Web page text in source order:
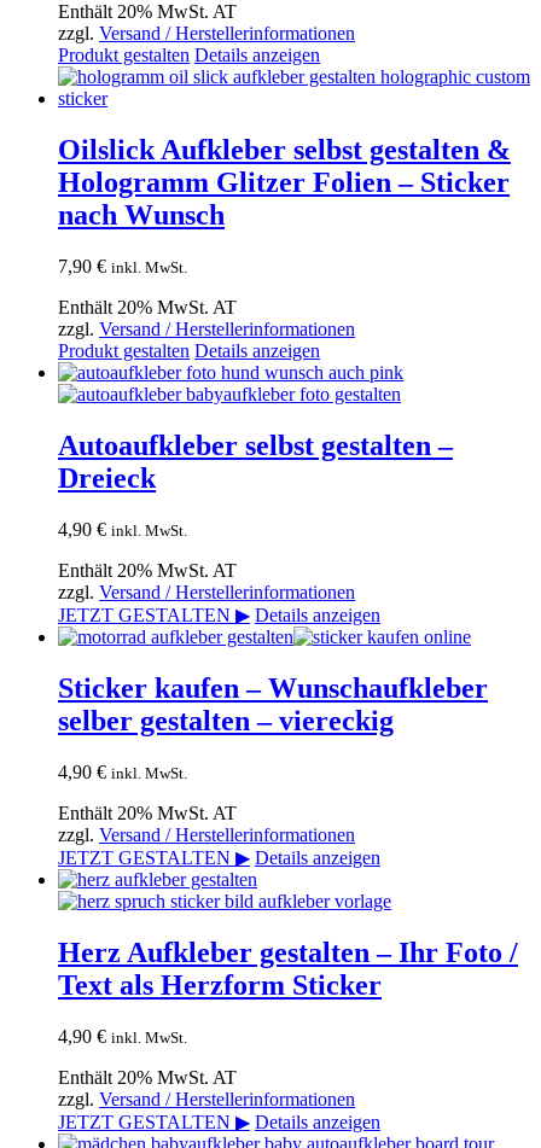
Enthält 20% MwSt. AT
zzgl. Versand / Herstellerinformationen
Produkt gestalten Details anzeigen
Oilslick Aufkleber selbst gestalten &
Hologramm Glitzer Folien – Sticker
nach Wunsch
7,90 € inkl. MwSt.
Enthält 20% MwSt. AT
zzgl. Versand / Herstellerinformationen
Produkt gestalten Details anzeigen
Autoaufkleber selbst gestalten –
Dreieck
4,90 € inkl. MwSt.
Enthält 20% MwSt. AT
zzgl. Versand / Herstellerinformationen
JETZT GESTALTEN ▶ Details anzeigen
Sticker kaufen – Wunschaufkleber
selber gestalten – viereckig
4,90 € inkl. MwSt.
Enthält 20% MwSt. AT
zzgl. Versand / Herstellerinformationen
JETZT GESTALTEN ▶ Details anzeigen
Herz Aufkleber gestalten – Ihr Foto /
Text als Herzform Sticker
4,90 € inkl. MwSt.
Enthält 20% MwSt. AT
zzgl. Versand / Herstellerinformationen
JETZT GESTALTEN ▶ Details anzeigen